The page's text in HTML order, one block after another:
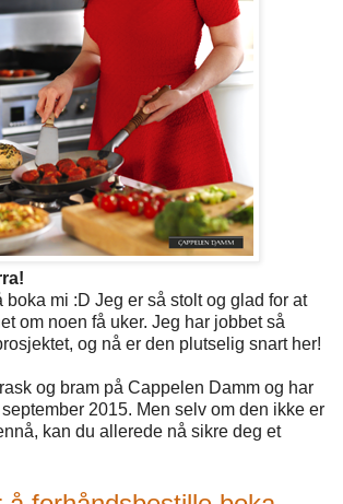
boka mi :D Jeg er så stolt og glad for at
om noen få uker. Jeg har jobbet så
og nå er den plutselig snart her!
og bram på Cappelen Damm og har
2015. Men selv om den ikke er
kan du allerede nå sikre deg et